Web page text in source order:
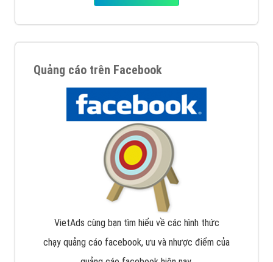
Quảng cáo trên Facebook
VietAds cùng bạn tìm hiểu về các hình thức
chạy quảng cáo facebook, ưu và nhược điểm của